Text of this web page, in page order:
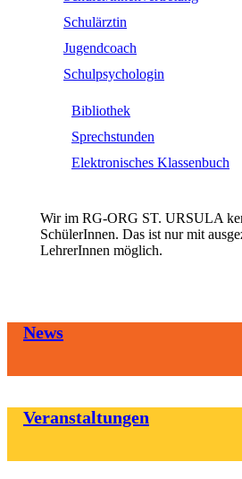
Schulärztin
Jugendcoach
Schulpsychologin
Bibliothek
Sprechstunden
Elektronisches Klassenbuch
Wir im RG-ORG ST. URSULA
SchülerInnen. Das ist nur mit
LehrerInnen möglich.
News
Veranstaltungen